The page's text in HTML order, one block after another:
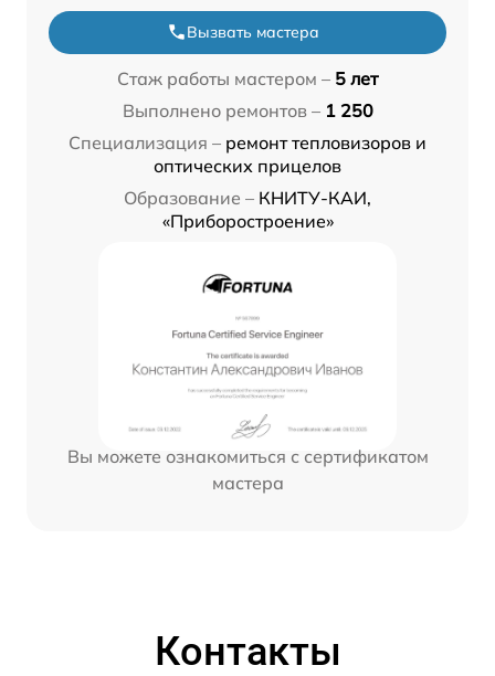
Вызвать мастера
Стаж работы мастером – 5 лет
Выполнено ремонтов – 1 250
Специализация – ремонт тепловизоров и
оптических прицелов
Образование – КНИТУ-КАИ,
«Приборостроение»
Вы можете ознакомиться с сертификатом
мастера
Контакты